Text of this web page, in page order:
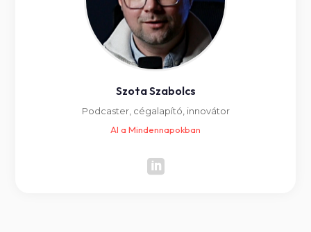
Szota Szabolcs
Podcaster, cégalapító, innovátor
AI a Mindennapokban
